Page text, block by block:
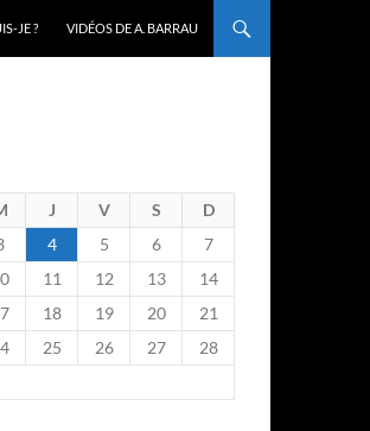
JE ? VIDÉOS DE A. BARRAU
J V S
D
4 5 6
7
11 12 13
14
18 19 20
21
25 26 27
28